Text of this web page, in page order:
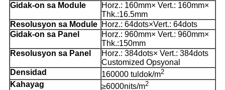
Gidak-on sa Module
Horz.: 160mm× Vert.: 160mm×
Thk.:16.5mm
Resolusyon sa Module Horz.: 64dots×Vert.: 64dots
Gidak-on sa Panel
Horz.: 960mm× Vert.: 960mm×
Thk.:150mm
Resolusyon sa Panel
Horz.: 384dots× Vert.: 384dots
Customized Opsyonal
Densidad
160000 tuldok/m2
Kahayag ≥6000nits/m2